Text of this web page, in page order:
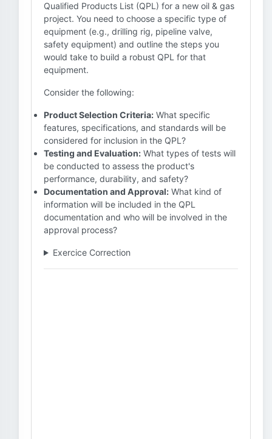
Qualified Products List (QPL) for a new oil & gas
project. You need to choose a specific type of
equipment (e.g., drilling rig, pipeline valve,
safety equipment) and outline the steps you
would take to build a robust QPL for that
equipment.
Consider the following:
Product Selection Criteria: What specific
features, specifications, and standards will be
considered for inclusion in the QPL?
Testing and Evaluation: What types of tests will
be conducted to assess the product's
performance, durability, and safety?
Documentation and Approval: What kind of
information will be included in the QPL
documentation and who will be involved in the
approval process?
Exercice Correction